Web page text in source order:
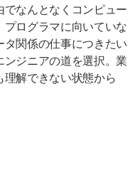
でなんとなくコンピュー
ログラマに向いていな
関係の仕事につきたい
ジニアの道を選択。業
解できない状態から